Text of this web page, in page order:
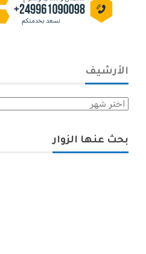
الأرشيف
الأرشيف
بحث عنها الزوار